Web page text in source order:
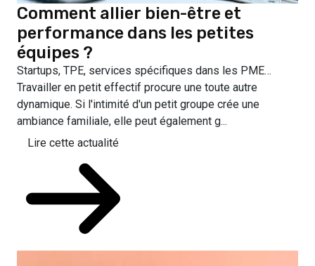
Comment allier bien-être et
performance dans les petites
équipes ?
Startups, TPE, services spécifiques dans les PME…
Travailler en petit effectif procure une toute autre
dynamique. Si l'intimité d'un petit groupe crée une
ambiance familiale, elle peut également g...
Lire cette actualité